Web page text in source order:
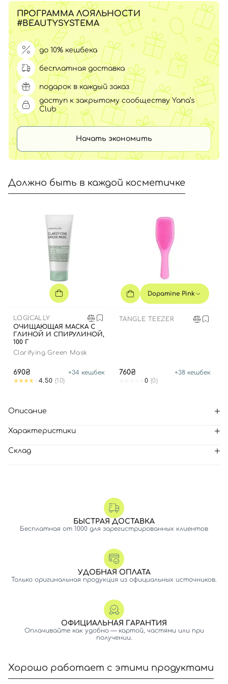
ПРОГРАММА ЛОЯЛЬНОСТИ
#BEAUTYSYSTEMA
до 10% кешбека
бесплатная доставка
подарок в каждый заказ
доступ к закрытому сообществу Yana’s
Club
Начать экономить
Должно быть в каждой косметичке
LOGICALLY
ОЧИЩАЮЩАЯ МАСКА С
ГЛИНОЙ И СПИРУЛИНОЙ,
100 Г
Clarifying Green Mask
690₴ +34 кешбек
4.50 (10)
Dopamine Pink
TANGLE TEEZER
760₴ +38 кешбек
0 (0)
Описание
Характеристики
Склад
БЫСТРАЯ ДОСТАВКА
Бесплатная от 1000 для зарегистрированных клиентов
УДОБНАЯ ОПЛАТА
Только оригинальная продукция из официальных источников.
ОФИЦИАЛЬНАЯ ГАРАНТИЯ
Оплачивайте как удобно — картой, частями или при
получении.
Хорошо работает с этими продуктами